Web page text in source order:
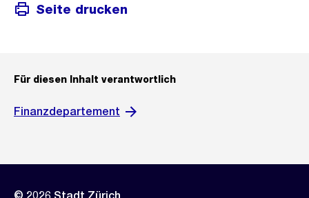
Seite drucken
Für diesen Inhalt verantwortlich
Finanzdepartement